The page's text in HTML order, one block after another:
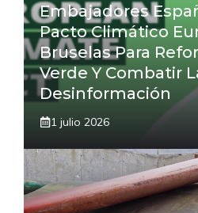
Embajadores
Pacto Climático
Bruselas Para
Verde Y Combatir
Desinformación
1 julio 2026